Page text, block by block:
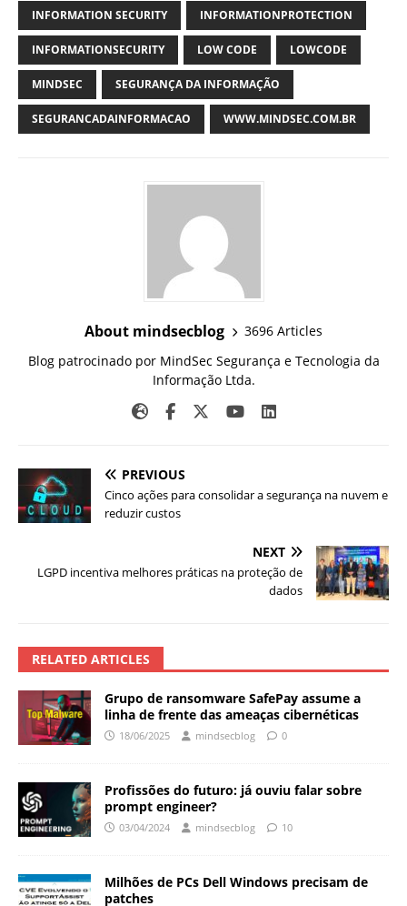
INFORMATION SECURITY INFORMATIONPROTECTION
INFORMATIONSECURITY LOW CODE LOWCODE
MINDSEC SEGURANÇA DA INFORMAÇÃO
SEGURANCADAINFORMACAO WWW.MINDSEC.COM.BR
About mindsecblog
3696 Articles
Blog patrocinado por MindSec Segurança e Tecnologia da
Informação Ltda.
PREVIOUS
Cinco ações para consolidar a segurança na nuvem e
reduzir custos
NEXT
LGPD incentiva melhores práticas na proteção de
dados
RELATED ARTICLES
Grupo de ransomware SafePay assume a
linha de frente das ameaças cibernéticas
18/06/2025 mindsecblog 0
Profissões do futuro: já ouviu falar sobre
prompt engineer?
03/04/2024 mindsecblog 10
Milhões de PCs Dell Windows precisam de
patches